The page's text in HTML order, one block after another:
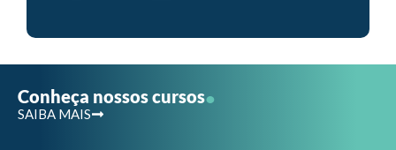
Conheça nossos cursos.
SAIBA MAIS